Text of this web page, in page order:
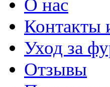
О нас
Контакты
Уход за
Отзывы